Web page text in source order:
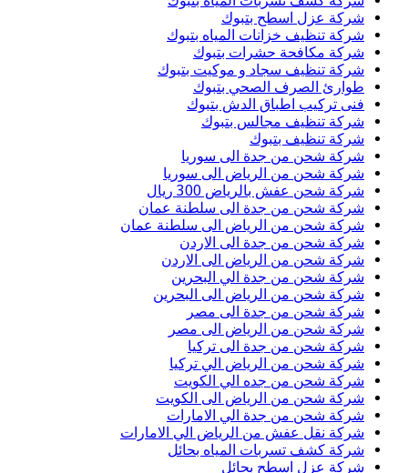
شركة عزل اسطح بتبوك
شركة تنظيف خزانات المياه بتبوك
شركة مكافحة حشرات بتبوك
شركة تنظيف سجاد و موكيت بتبوك
طوارئ الصرف الصحي بتبوك
فنى تركيب اطباق الدش بتبوك
شركة تنظيف مجالس بتبوك
شركة تنظيف بتبوك
شركة شحن من جدة الى سوريا
شركة شحن من الرياض الى سوريا
شركة شحن عفش بالرياض 300 ريال
شركة شحن من جدة الى سلطنة عمان
شركة شحن من الرياض الى سلطنة عمان
شركة شحن من جدة الى الاردن
شركة شحن من الرياض الى الاردن
شركة شحن من جدة الي البحرين
شركة شحن من الرياض الى البحرين
شركة شحن من جدة الى مصر
شركة شحن من الرياض الى مصر
شركة شحن من جدة الى تركيا
شركة شحن من الرياض الي تركيا
شركة شحن من جده الي الكويت
شركة شحن من الرياض الى الكويت
شركة شحن من جدة الي الامارات
شركة نقل عفش من الرياض الي الامارات
شركة كشف تسربات المياه بحائل
شركة عزل اسطح بحائل